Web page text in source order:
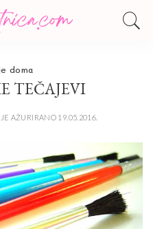
doma
TEČAJEVI
AŽURIRANO 19.05.2016.